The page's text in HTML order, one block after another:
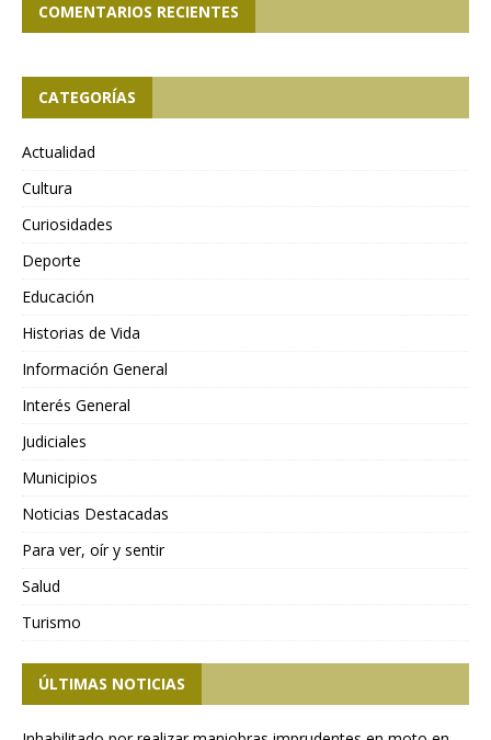
COMENTARIOS RECIENTES
CATEGORÍAS
Actualidad
Cultura
Curiosidades
Deporte
Educación
Historias de Vida
Información General
Interés General
Judiciales
Municipios
Noticias Destacadas
Para ver, oír y sentir
Salud
Turismo
ÚLTIMAS NOTICIAS